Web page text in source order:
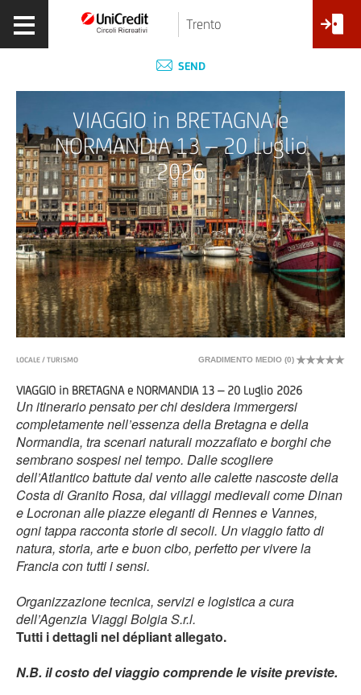
Trento
SEND
VIAGGIO in BRETAGNA e
NORMANDIA 13 – 20 Luglio
2026
LOCALE / TURISMO GRADIMENTO MEDIO (0)
VIAGGIO in BRETAGNA e NORMANDIA 13 – 20 Luglio 2026
Un itinerario pensato per chi desidera immergersi
completamente nell’essenza della Bretagna e della
Normandia, tra scenari naturali mozzafiato e borghi che
sembrano sospesi nel tempo. Dalle scogliere
dell’Atlantico battute dal vento alle calette nascoste della
Costa di Granito Rosa, dai villaggi medievali come Dinan
e Locronan alle piazze eleganti di Rennes e Vannes,
ogni tappa racconta storie di secoli. Un viaggio fatto di
natura, storia, arte e buon cibo, perfetto per vivere la
Francia con tutti i sensi.
Organizzazione tecnica, servizi e logistica a cura
dell’Agenzia Viaggi Bolgia S.r.l.
Tutti i dettagli nel dépliant allegato.
N.B. il costo del viaggio comprende le visite previste.